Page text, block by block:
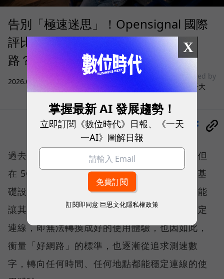
告別「極速迷思」！Opensignal 國際
評比揭密：什麼才是 5G 時代的好網
路？
2026.08.03
sponsored by
台灣大哥大
分享
過去，下載速度是評價電信服務的重要指標，但
在 5G 成為工作、娛樂、生活不可或缺的數位基
礎設施後，消費者發現，再快的網速，如果不能
讓其在人潮聚集、高速移動或室內空間維持穩定
連線，即無法轉換成好的使用體驗，也因如此，
衡量「好網路」的標準，也逐漸從追求測速數
字，轉向任何時間、任何地點都能穩定連線的使
X
掌握最新 AI 發展趨勢！
立即訂閱《數位時代》日報、《一天
一AI》圖解日報
訂閱即同意 巨思文化隱私權政策